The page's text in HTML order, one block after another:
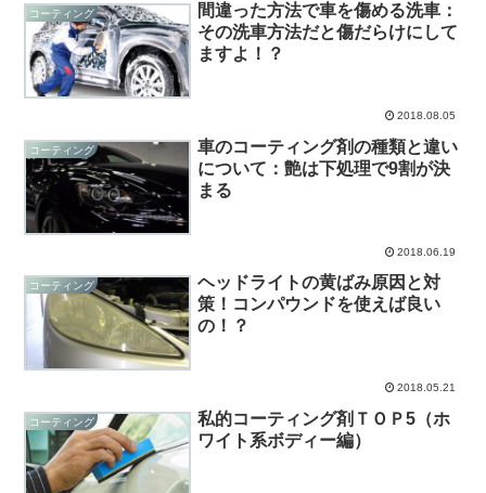
コーティング
間違った方法で車を傷める洗車：
その洗車方法だと傷だらけにして
ますよ！？
2018.08.05
コーティング
車のコーティング剤の種類と違い
について：艶は下処理で9割が決
まる
2018.06.19
コーティング
ヘッドライトの黄ばみ原因と対
策！コンパウンドを使えば良い
の！？
2018.05.21
コーティング
私的コーティング剤ＴＯＰ5（ホ
ワイト系ボディー編）